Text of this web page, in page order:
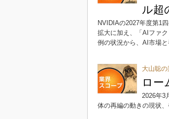
ル超
NVIDIAの2027年度第1
拡大に加え、「AIファ
例の状況から、AI市場と
大山聡の
ロー
2026年3
体の再編の動きの現状